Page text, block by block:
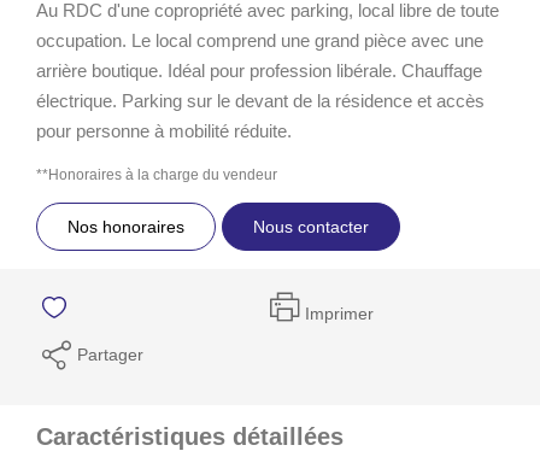
Au RDC d'une copropriété avec parking, local libre de toute
occupation. Le local comprend une grand pièce avec une
arrière boutique. Idéal pour profession libérale. Chauffage
électrique. Parking sur le devant de la résidence et accès
pour personne à mobilité réduite.
**Honoraires à la charge du vendeur
Nos honoraires Nous contacter
Imprimer
Partager
Caractéristiques détaillées